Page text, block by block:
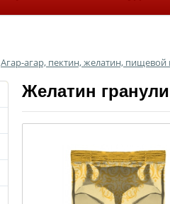
Агар-агар, пектин, желатин, пищевой
Желатин